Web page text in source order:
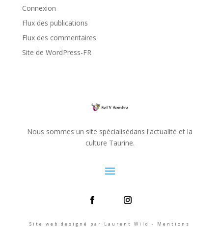
Connexion
Flux des publications
Flux des commentaires
Site de WordPress-FR
Nous sommes un site spécialisédans l'actualité et la
culture Taurine.
Site web designé par Laurent Wild - Mentions